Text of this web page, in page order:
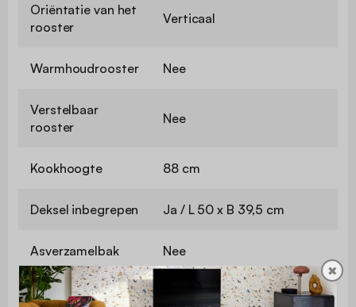
Oriëntatie van het
rooster
Verticaal
Warmhoudrooster Nee
Verstelbaar
rooster
Nee
Kookhoogte 88 cm
Deksel inbegrepen Ja / L 50 x B 39,5 cm
Asverzamelbak Nee
Vetafscheider Ja, afneembaar
✖